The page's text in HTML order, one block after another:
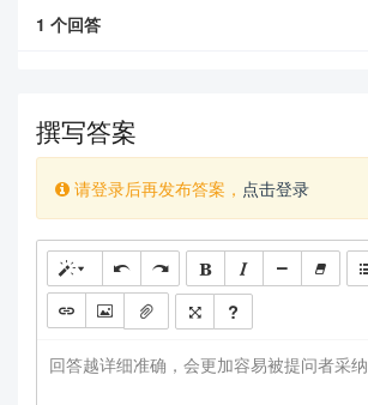
1 个回答
撰写答案
请登录后再发布答案， 点击登录
回答越详细准确，会更加容易被提问者采纳